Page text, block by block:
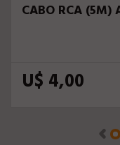
CABO RCA
U$ 4,00